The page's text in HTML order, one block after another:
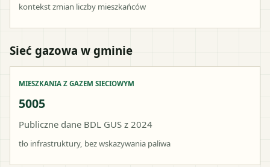
kontekst zmian liczby mieszkańców
Sieć gazowa w gminie
MIESZKANIA Z GAZEM SIECIOWYM
5005
Publiczne dane BDL GUS z 2024
tło infrastruktury, bez wskazywania paliwa